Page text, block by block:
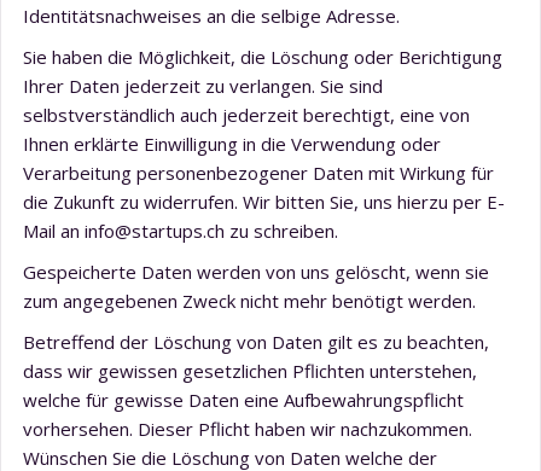
Identitätsnachweises an die selbige Adresse.
Sie haben die Möglichkeit, die Löschung oder Berichtigung
Ihrer Daten jederzeit zu verlangen. Sie sind
selbstverständlich auch jederzeit berechtigt, eine von
Ihnen erklärte Einwilligung in die Verwendung oder
Verarbeitung personenbezogener Daten mit Wirkung für
die Zukunft zu widerrufen. Wir bitten Sie, uns hierzu per E-
Mail an info@startups.ch zu schreiben.
Gespeicherte Daten werden von uns gelöscht, wenn sie
zum angegebenen Zweck nicht mehr benötigt werden.
Betreffend der Löschung von Daten gilt es zu beachten,
dass wir gewissen gesetzlichen Pflichten unterstehen,
welche für gewisse Daten eine Aufbewahrungspflicht
vorhersehen. Dieser Pflicht haben wir nachzukommen.
Wünschen Sie die Löschung von Daten welche der